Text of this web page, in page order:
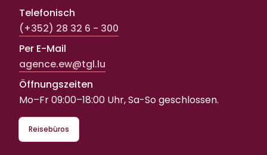
Telefonisch
(+352) 28 32 6 - 300
Per E-Mail
agence.ew@tgl.lu
Öffnungszeiten
Mo–Fr 09:00–18:00 Uhr, Sa-So geschlossen.
Reisebüros